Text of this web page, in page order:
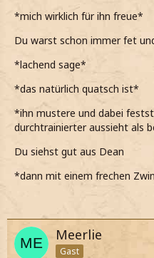
*mich wirklich für ihn freue*
Du warst schon immer fet
*lachend sage*
*das natürlich quatsch ist*
*ihn mustere und dabei
durchtrainierter aussieht als
Du siehst gut aus Dean
*dann mit einem frechen
Meerlie
Gast